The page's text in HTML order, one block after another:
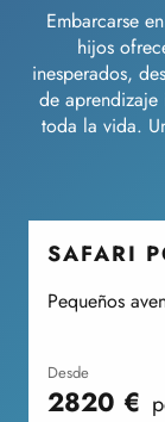
Embarcarse
hijos
inesperados,
de aprendizaje
toda la vida.
SAFARI
Pequeños
desde
2820 €